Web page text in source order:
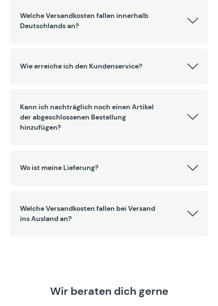
Welche Versandkosten fallen innerhalb
Deutschlands an?
Wie erreiche ich den Kundenservice?
Kann ich nachträglich noch einen Artikel
der abgeschlossenen Bestellung
hinzufügen?
Wo ist meine Lieferung?
Welche Versandkosten fallen bei Versand
ins Ausland an?
Wir beraten dich gerne